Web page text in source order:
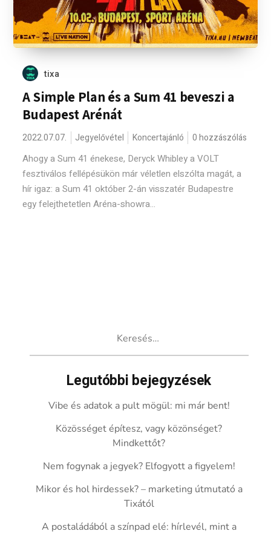
tixa
A Simple Plan és a Sum 41 beveszi a
Budapest Arénát
2022.07.07. Jegyelővétel Koncertajánló 0 hozzászólás
Ahogy a Sum 41 énekese, Deryck Whibley a VOLT
fesztiválos fellépésükön már véletlen elszólta magát, a
hír igaz: a Sum 41 október 2-án visszatér Budapestre
egy felejthetetlen Aréna-showra...
Legutóbbi bejegyzések
Vibe és adatok a pult mögül: mi már bent!
Közösséget építesz, vagy közönséget?
Mindkettőt?
Nem fogynak a jegyek? Elfogyott a figyelem!
Mikor és hol hirdessek? – marketing útmutató a
Tixától
A postaládából a színpad elé: hírlevél, mint a